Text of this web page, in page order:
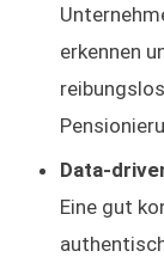
erkennen
Data-
Eine gut